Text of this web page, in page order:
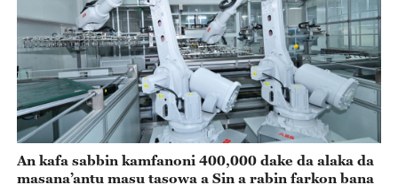
An kafa sabbin kamfanoni 400,000 dake da alaka da
masana’antu masu tasowa a Sin a rabin farkon bana